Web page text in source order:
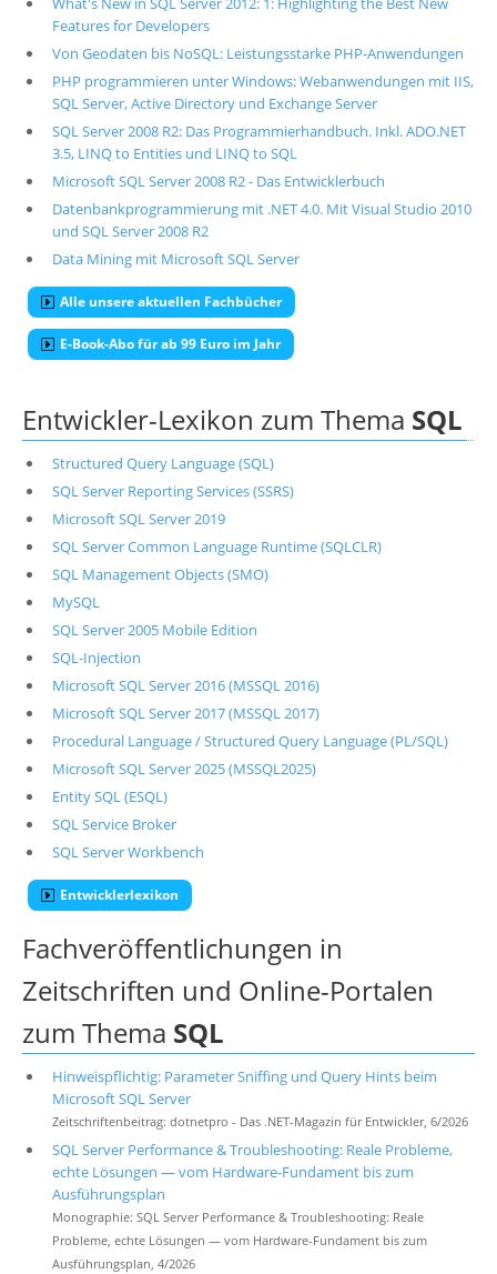
Features for Developers
Von Geodaten bis NoSQL: Leistungsstarke PHP-Anwendungen
PHP programmieren unter Windows: Webanwendungen mit IIS,
SQL Server, Active Directory und Exchange Server
SQL Server 2008 R2: Das Programmierhandbuch. Inkl. ADO.NET
3.5, LINQ to Entities und LINQ to SQL
Microsoft SQL Server 2008 R2 - Das Entwicklerbuch
Datenbankprogrammierung mit .NET 4.0. Mit Visual Studio 2010
und SQL Server 2008 R2
Data Mining mit Microsoft SQL Server
Alle unsere aktuellen Fachbücher
E-Book-Abo für ab 99 Euro im Jahr
Entwickler-Lexikon zum Thema SQL
Structured Query Language (SQL)
SQL Server Reporting Services (SSRS)
Microsoft SQL Server 2019
SQL Server Common Language Runtime (SQLCLR)
SQL Management Objects (SMO)
MySQL
SQL Server 2005 Mobile Edition
SQL-Injection
Microsoft SQL Server 2016 (MSSQL 2016)
Microsoft SQL Server 2017 (MSSQL 2017)
Procedural Language / Structured Query Language (PL/SQL)
Microsoft SQL Server 2025 (MSSQL2025)
Entity SQL (ESQL)
SQL Service Broker
SQL Server Workbench
Entwicklerlexikon
Fachveröffentlichungen in
Zeitschriften und Online-Portalen
zum Thema SQL
Hinweispflichtig: Parameter Sniffing und Query Hints beim
Microsoft SQL Server
Zeitschriftenbeitrag: dotnetpro - Das .NET-Magazin für Entwickler, 6/2026
SQL Server Performance & Troubleshooting: Reale Probleme,
echte Lösungen — vom Hardware-Fundament bis zum
Ausführungsplan
Monographie: SQL Server Performance & Troubleshooting: Reale
Probleme, echte Lösungen — vom Hardware-Fundament bis zum
Ausführungsplan, 4/2026